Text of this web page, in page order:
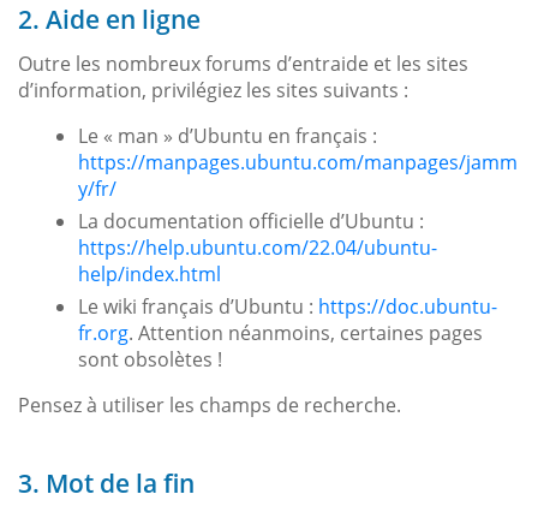
2. Aide en ligne
Outre les nombreux forums d’entraide et les sites
d’information, privilégiez les sites suivants :
Le « man » d’Ubuntu en français :
https://manpages.ubuntu.com/manpages/jamm
y/fr/
La documentation officielle d’Ubuntu :
https://help.ubuntu.com/22.04/ubuntu-
help/index.html
Le wiki français d’Ubuntu : https://doc.ubuntu-
fr.org. Attention néanmoins, certaines pages
sont obsolètes !
Pensez à utiliser les champs de recherche.
3. Mot de la fin